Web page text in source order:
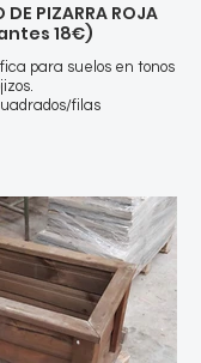
DE PIZARRA ROJA
18€)
para suelos en tonos
filas